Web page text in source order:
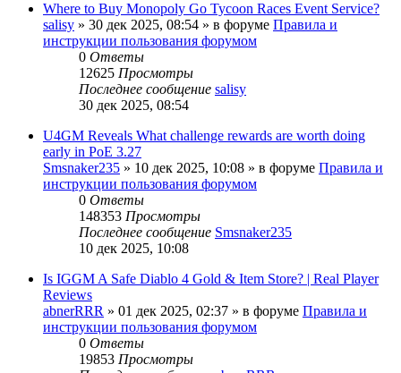
Where to Buy Monopoly Go Tycoon Races Event Service?
salisy » 30 дек 2025, 08:54 » в форуме Правила и
инструкции пользования форумом
0 Ответы
12625 Просмотры
Последнее сообщение salisy
30 дек 2025, 08:54
U4GM Reveals What challenge rewards are worth doing
early in PoE 3.27
Smsnaker235 » 10 дек 2025, 10:08 » в форуме Правила и
инструкции пользования форумом
0 Ответы
148353 Просмотры
Последнее сообщение Smsnaker235
10 дек 2025, 10:08
Is IGGM A Safe Diablo 4 Gold & Item Store? | Real Player
Reviews
abnerRRR » 01 дек 2025, 02:37 » в форуме Правила и
инструкции пользования форумом
0 Ответы
19853 Просмотры